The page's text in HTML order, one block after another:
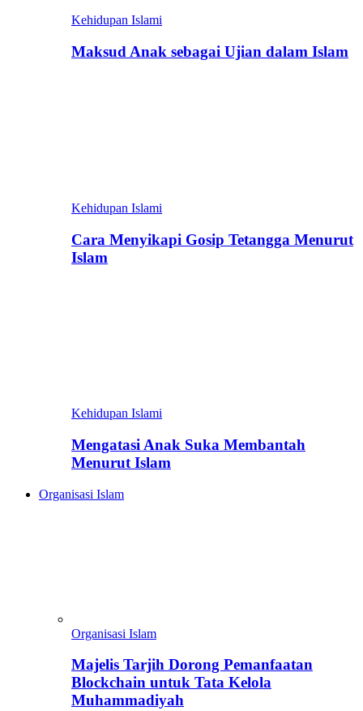
Kehidupan Islami
Maksud Anak sebagai Ujian dalam Islam
Kehidupan Islami
Cara Menyikapi Gosip Tetangga Menurut
Islam
Kehidupan Islami
Mengatasi Anak Suka Membantah
Menurut Islam
Organisasi Islam
Organisasi Islam
Majelis Tarjih Dorong Pemanfaatan
Blockchain untuk Tata Kelola
Muhammadiyah